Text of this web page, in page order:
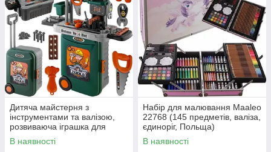
Дитяча майстерня з
інструментами та валізою,
розвиваюча іграшка для
маленьких саморобів Kruzzel
24648
В наявності
Набір для малювання Maaleo
22768 (145 предметів, валіза,
єдиноріг, Польща)
В наявності